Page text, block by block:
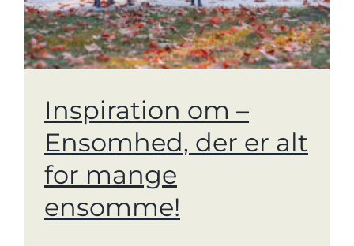
Inspiration om –
Ensomhed, der er alt
for mange
ensomme!